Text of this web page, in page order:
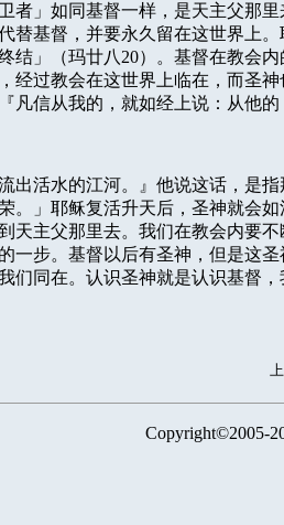
卫者」如同基督一样，是天主父那
替基督，并要永久留在这世界上
结」（玛廿八 20）。基督在教会
经过教会在这世界上临在，而圣
凡信从我的，就如经上说：从他的
出活水的江河。』他说这话，是
。」耶稣复活升天后，圣神就会
天主父那里去。我们在教会内要
一步。基督以后有圣神，但是这
们同在。认识圣神就是认识基督
Copyright©2005-